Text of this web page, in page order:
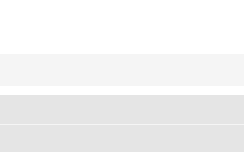
シーンから選ぶ